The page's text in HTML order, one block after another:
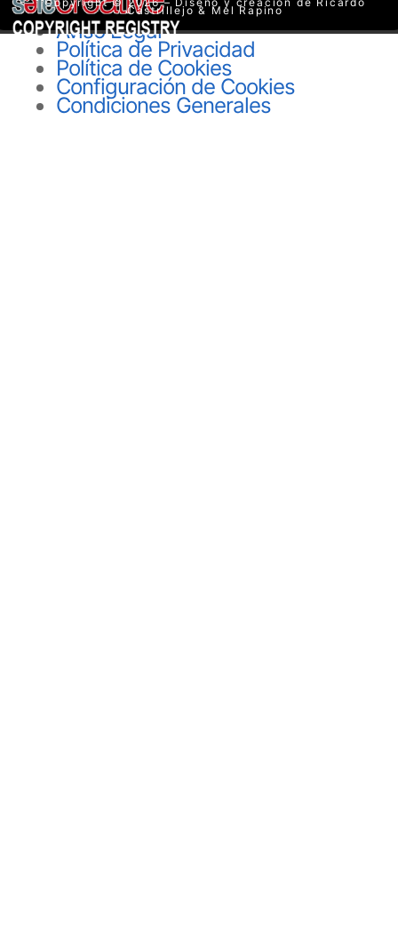
Castrillejo & Mel Rapino
Aviso Legal
Política de Privacidad
Política de Cookies
Configuración de Cookies
Condiciones Generales